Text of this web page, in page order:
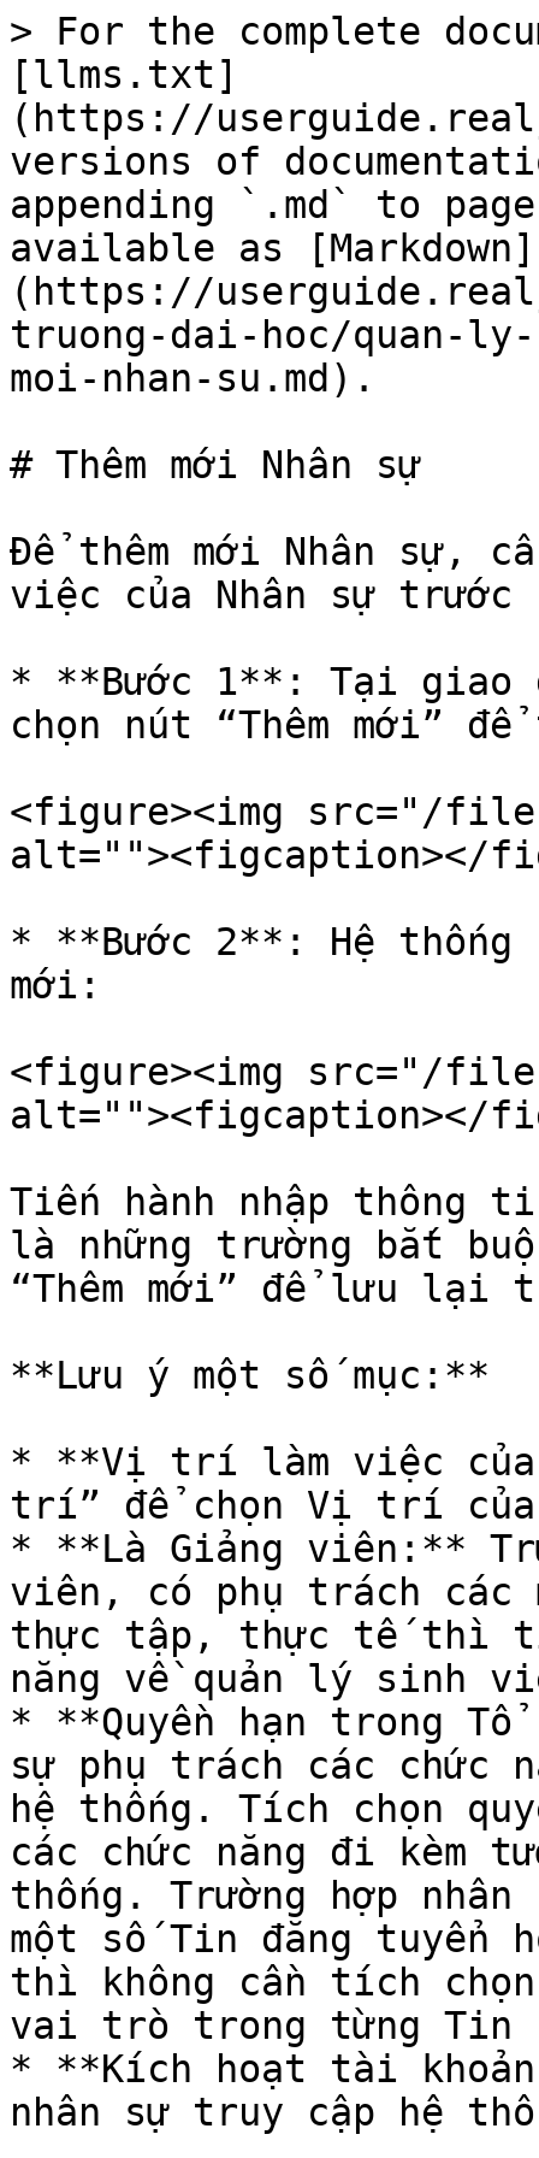
> For the complete
[llms.txt]
(https://
versions of
appending `.md` to
available as [Markdown]
(https://
truong-dai-hoc/quan-ly-
moi-nhan-su.md).
# Thêm mới Nhân sự
Để thêm mới Nhân sự,
việc của Nhân sự trước
* **Bước 1**: Tại giao
chọn nút “Thêm mới”
<figure><img src="/
alt=""><figcaption></
* **Bước 2**: Hệ
mới:
<figure><img src="/files/
alt=""><figcaption></
Tiến hành nhập thông
là những trường bắt
“Thêm mới” để lưu lại
**Lưu ý một số mục:**
* **Vị trí làm việc của
trí” để chọn Vị trí của
* **Là Giảng viên:**
viên, có phụ trách các
thực tập, thực tế thì
năng về quản lý sinh
* **Quyền hạn trong Tổ
sự phụ trách các chức
hệ thống. Tích chọn
các chức năng đi kèm
thống. Trường hợp
một số Tin đăng tuyển
thì không cần tích chọn
vai trò trong từng Tin
* **Kích hoạt tài